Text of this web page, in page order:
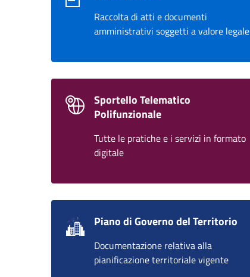
Raccolta di atti e documenti
amministrativi soggetti a valore legale
Sportello Telematico
Polifunzionale
Tutte le pratiche e i servizi in formato
digitale
Piano di Governo del Territorio
Documentazione relativa alla
pianificazione territoriale vigente